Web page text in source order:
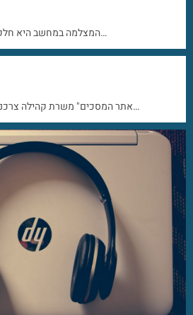
המצלמה במחשב היא חלק חשוב מאוד במקבוק ומוטב…
"אתר המסכים" משרת קהילה צרכנית הצורכת שירותי תיקונים…